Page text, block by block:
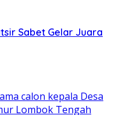
Sabet Gelar Juara